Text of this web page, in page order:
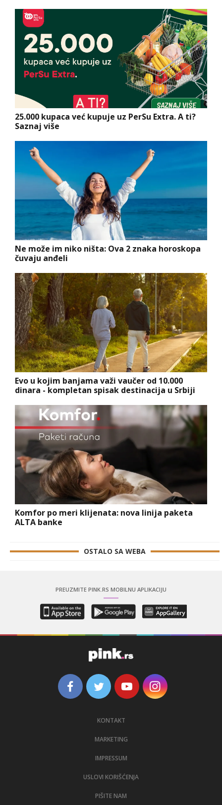
25.000 kupaca već kupuje uz PerSu Extra. A ti?
Saznaj više
Ne može im niko ništa: Ova 2 znaka horoskopa
čuvaju anđeli
Evo u kojim banjama važi vaučer od 10.000
dinara - kompletan spisak destinacija u Srbiji
Komfor po meri klijenata: nova linija paketa
ALTA banke
OSTALO SA WEBA
PREUZMITE PINK.RS MOBILNU APLIKACIJU
KONTAKT
MARKETING
IMPRESSUM
USLOVI KORIŠĆENJA
PIŠITE NAM